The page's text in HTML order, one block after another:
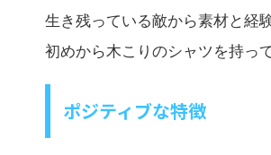
生き残っている敵から素材と経
初めから木こりのシャツを持っ
ポジティブな特徴